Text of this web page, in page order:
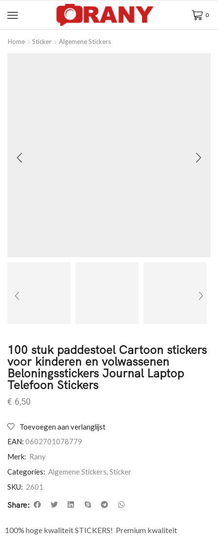
0
Home Sticker Algemene Stickers
100 stuk paddestoel Cartoon stickers
voor kinderen en volwassenen
Beloningsstickers Journal Laptop
Telefoon Stickers
€ 6,50
Toevoegen aan verlanglijst
EAN: 0602701078779
Merk: Rany
Categories: Algemene Stickers, Sticker
SKU: 2601
Share:
100% hoge kwaliteit STICKERS! Premium kwaliteit